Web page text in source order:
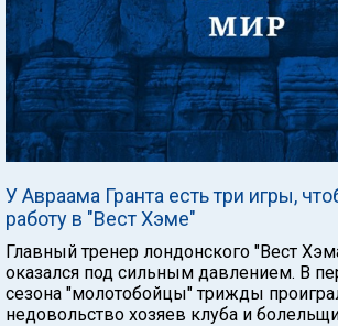
У Авраама Гранта есть три игры,
работу в "Вест Хэме"
Главный тренер лондонского "Вест
оказался под сильным давлением. В
сезона "молотобойцы" трижды
недовольство хозяев клуба и